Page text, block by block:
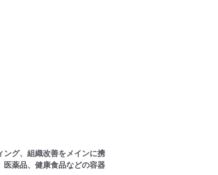
グ、組織改善をメインに携
薬品、健康食品などの容器